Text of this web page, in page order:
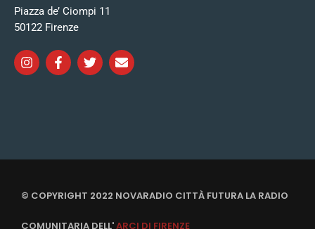
Piazza de’ Ciompi 11
50122 Firenze
© COPYRIGHT 2022 NOVARADIO CITTÀ FUTURA LA RADIO
COMUNITARIA DELL'ARCI DI FIRENZE